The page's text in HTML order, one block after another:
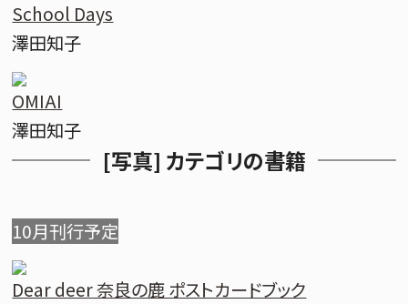
School Days
澤田知子
OMIAI
澤田知子
[写真] カテゴリの書籍
10月刊行予定
Dear deer 奈良の鹿 ポストカードブック